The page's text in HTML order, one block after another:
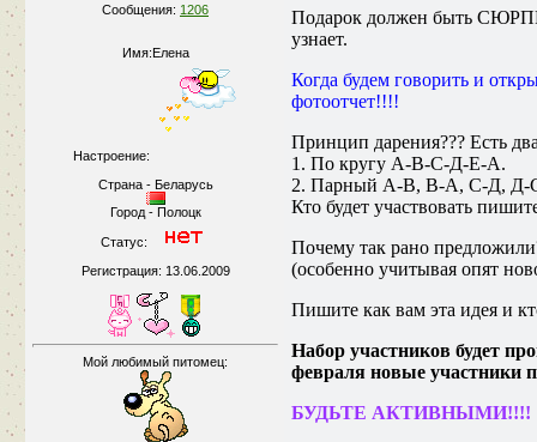
Сообщения: 1206
Имя:Елена
Настроение:
Страна - Беларусь
Город - Полоцк
Статус:
Регистрация: 13.06.2009
Мой любимый питомец:
Подарок должен быть
узнает.
Когда будем говорить и
фотоотчет!!!!
Принцип дарения??? Есть
1. По кругу А-В-С-Д-Е-А.
2. Парный А-В, В-А, С-Д, Д-
Кто будет участвовать
Почему так рано
(особенно учитывая опят
Пишите как вам эта идея и
Набор участников будет
февраля новые участники
БУДЬТЕ АКТИВНЫМИ!!!!